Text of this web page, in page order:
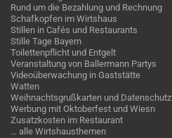
Rund um die Bezahlung und Rechnung
Schafkopfen im Wirtshaus
Stillen in Cafés und Restaurants
Stille Tage Bayern
Toilettenpflicht und Entgelt
Veranstaltung von Ballermann Partys
Videoüberwachung in Gaststätte
Watten
Weihnachtsgrußkarten und Datenschutz
Werbung mit Oktoberfest und Wiesn
Zusatzkosten im Restaurant
… alle Wirtshausthemen